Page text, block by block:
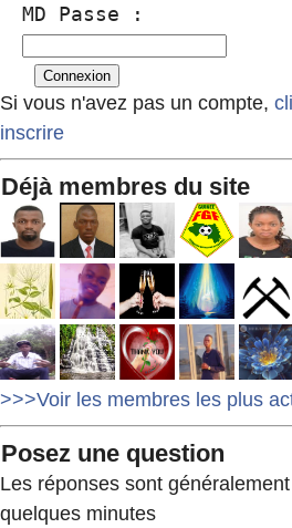
MD Passe :
Si vous n'avez pas un compte,
inscrire
Déjà membres du site
>>>Voir les membres les plus
Posez une question
Les réponses sont
quelques minutes